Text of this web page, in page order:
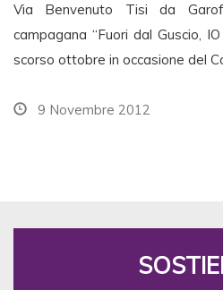
Via Benvenuto Tisi da
campagana “Fuori dal Guscio,
scorso ottobre in occasione del
9 Novembre 2012